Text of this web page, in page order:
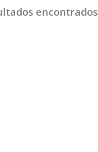
encontrados